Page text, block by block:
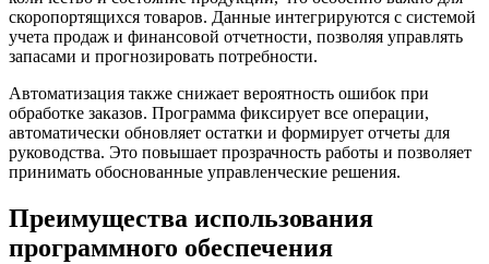
скоропортящихся товаров. Данные интегрируются с системой
учета продаж и финансовой отчетности, позволяя управлять
запасами и прогнозировать потребности.
Автоматизация также снижает вероятность ошибок при
обработке заказов. Программа фиксирует все операции,
автоматически обновляет остатки и формирует отчеты для
руководства. Это повышает прозрачность работы и позволяет
принимать обоснованные управленческие решения.
Преимущества использования
программного обеспечения